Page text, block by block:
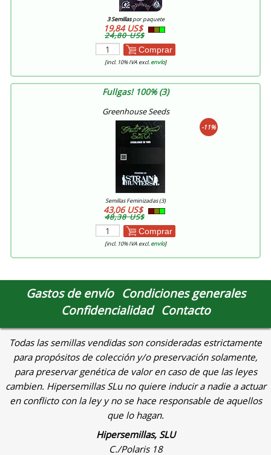
3 Semillaspor paquete
19,84 US$
24,80 US$
Comprar
[incl. 10% IVA excl. envío]
Fullgas! 100% (3)
Greenhouse Seeds
-11%
Semillas Feminizadas (3)
43,06 US$
48,38 US$
Comprar
[incl. 10% IVA excl. envío]
Gastos de envío Condiciones generales
Confidencialidad Contacto
Todas las semillas vendidas son consideradas estrictamente
para propósitos de colección y/o preservación solamente,
para preservar genética de valor en caso de que las leyes
cambien. Hipersemillas SLu no quiere inducir a nadie a actuar
en conflicto con la ley y no se hace responsable de aquellos
que lo hagan.
Hipersemillas, SLU
C./Polaris 18